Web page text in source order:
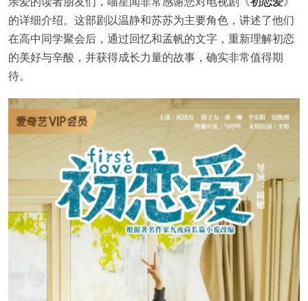
的详细介绍。这部剧以温静和苏苏为主要角色，讲述了他们
在高中同学聚会后，通过回忆和孟帆的文字，重新理解初恋
的美好与辛酸，并获得成长力量的故事，确实非常值得期
待。